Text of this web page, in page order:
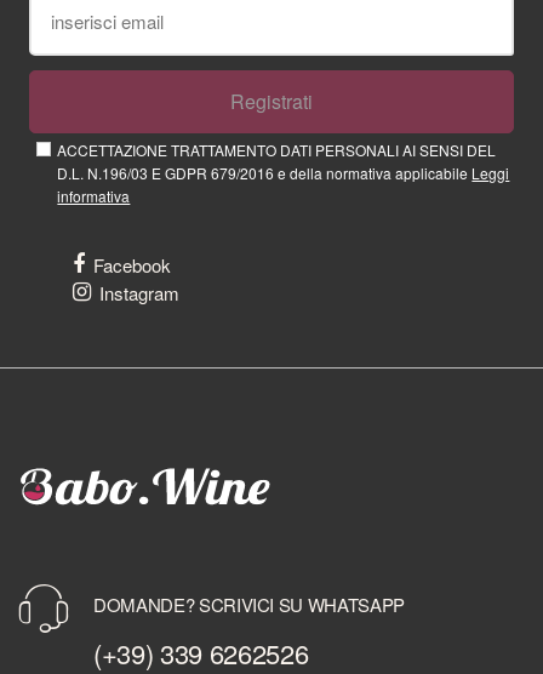
Registrati
ACCETTAZIONE TRATTAMENTO DATI PERSONALI AI SENSI DEL
D.L. N.196/03 E GDPR 679/2016 e della normativa applicabile Leggi
informativa
Facebook
Instagram
DOMANDE? SCRIVICI SU WHATSAPP
(+39) 339 6262526